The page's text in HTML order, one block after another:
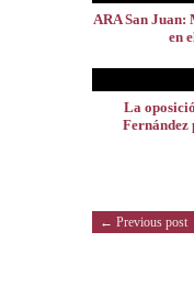
ARA San
en
La
Fernández
← Previous post